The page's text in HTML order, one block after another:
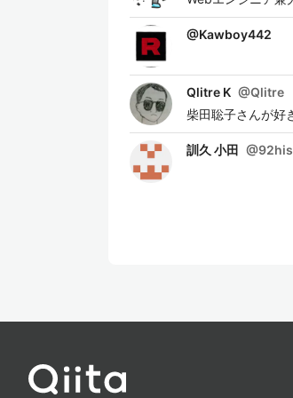
@Kawboy442
Qlitre K @Qlitre
柴田聡子さんが好
訓久 小田 @